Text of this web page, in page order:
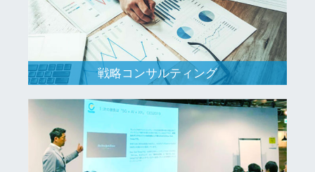
戦略コンサルティング